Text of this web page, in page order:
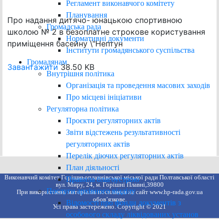
Регламент виконавчого комітету
Планування
Громадська рада
Нормативні документи
Інститути громадянського суспільства
Громадянам
Внутрішня політика
Організація та проведення масових заходів
Про місцеві ініціативи
Регуляторна політика
Проєкти регуляторних актів
Звіти відстежень результативності
регуляторних актів
Перелік діючих регуляторних актів
План діяльності
Правила благоустрою
Послуги архівного відділу
Відомості про фонди документів з
особового складу ліквідованих установ
Про надання дитячо- юнацькою спортивною
школою № 2 в безоплатне строкове користування
приміщення басейну \"Нептун
Завантажити38.50 KB
Виконавчий комітет Горішньоплавнівської міської ради Полтавської області
вул. Миру, 24, м. Горішні Плавні,39800
При використанні матеріалів посилання на сайт www.hp-rada.gov.ua
обов’язкове.
Усі права застережено. Copyright © 2021